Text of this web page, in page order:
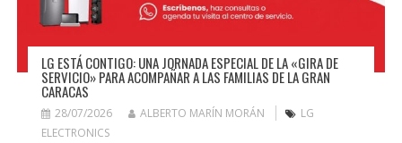
LG ESTÁ CONTIGO: UNA JORNADA ESPECIAL DE LA «GIRA DE
SERVICIO» PARA ACOMPAÑAR A LAS FAMILIAS DE LA GRAN
CARACAS
28/07/2026 ALBERTO MARÍN MORÁN
LG
ELECTRONICS